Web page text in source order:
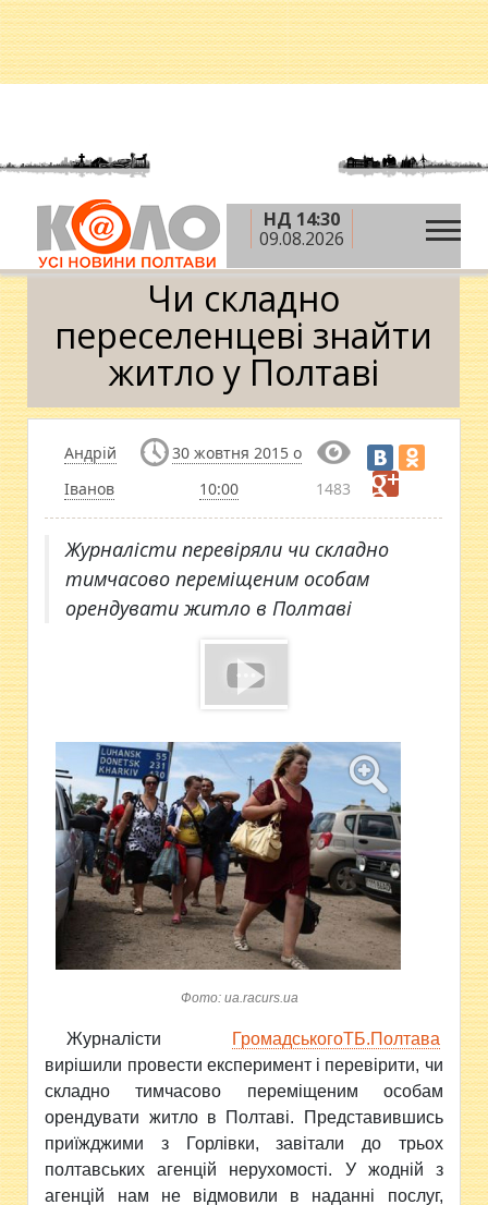
НД 14:30
09.08.2026
Головна » Новини » Суспільство
Чи складно
переселенцеві знайти житло у Полтаві
Чи складно
переселенцеві знайти
житло у Полтаві
Андрій
Іванов
30 жовтня 2015 о
10:00
1483
Журналісти перевіряли чи складно
тимчасово переміщеним особам
орендувати житло в Полтаві
Фото: ua.racurs.ua
Журналісти
ГромадськогоТБ.Полтава
вирішили провести експеримент і перевірити, чи
складно тимчасово переміщеним особам
орендувати житло в Полтаві. Представившись
приїжджими з Горлівки, завітали до трьох
полтавських агенцій нерухомості. У жодній з
агенцій нам не відмовили в наданні послуг,